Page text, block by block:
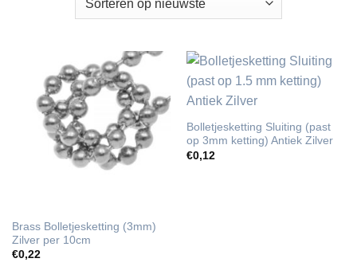
Brass Bolletjesketting (3mm)
Zilver per 10cm
€0,22
Bolletjesketting Sluiting (past
op 3mm ketting) Antiek Zilver
€0,12